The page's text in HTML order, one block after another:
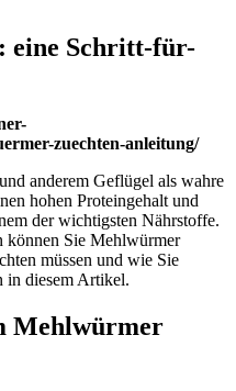
eine Schritt-für-
zuechten-anleitung/
anderem Geflügel als wahre
hohen Proteingehalt und
der wichtigsten Nährstoffe.
können Sie Mehlwürmer
müssen und wie Sie
in diesem Artikel.
Mehlwürmer